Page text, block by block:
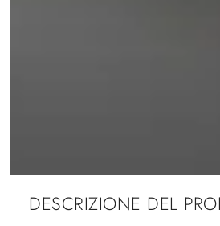
DESCRIZIONE DEL